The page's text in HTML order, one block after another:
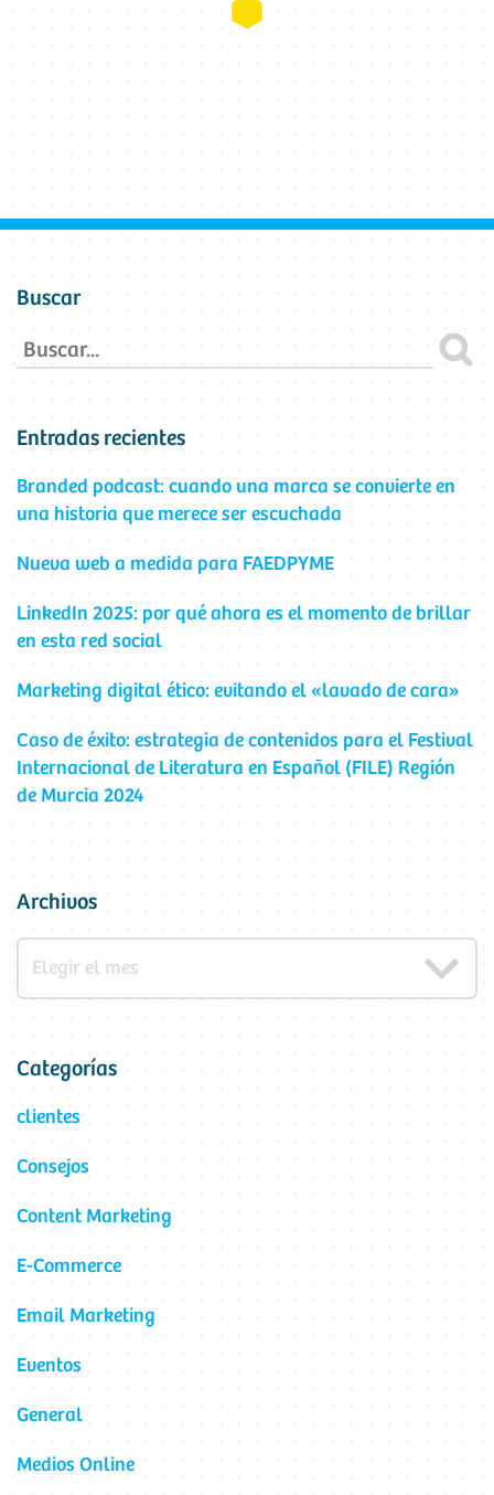
Buscar
Entradas recientes
Branded podcast: cuando una marca se convierte en
una historia que merece ser escuchada
Nueva web a medida para FAEDPYME
LinkedIn 2025: por qué ahora es el momento de brillar
en esta red social
Marketing digital ético: evitando el «lavado de cara»
Caso de éxito: estrategia de contenidos para el Festival
Internacional de Literatura en Español (FILE) Región
de Murcia 2024
Archivos
Categorías
clientes
Consejos
Content Marketing
E-Commerce
Email Marketing
Eventos
General
Medios Online